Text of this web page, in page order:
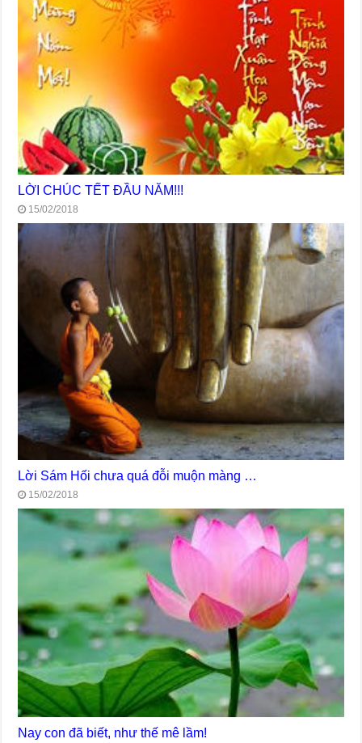
LỜI CHÚC TẾT ĐẦU NĂM!!!
15/02/2018
Lời Sám Hối chưa quá đỗi muộn màng …
15/02/2018
Nay con đã biết, như thế mê lầm!